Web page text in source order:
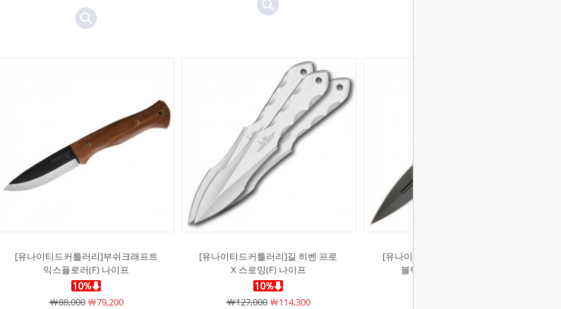
[유나이티드커틀러리]부쉬크래프트
익스플로러(F) 나이프
￦88,000￦79,200
[유나이티드커틀러리]길 히벤 프로
X 스로잉(F) 나이프
￦127,000￦114,300
[유나이티드커틀러리]서브 커맨더
블랙 미니 부츠(F) 나이프